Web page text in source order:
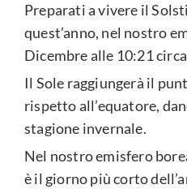
Preparati a vivere il
quest’anno, nel nostro
Dicembre alle 10:21
Il Sole raggiungerà il
rispetto all’equatore,
stagione invernale.
Nel nostro emisfero
è il giorno più corto